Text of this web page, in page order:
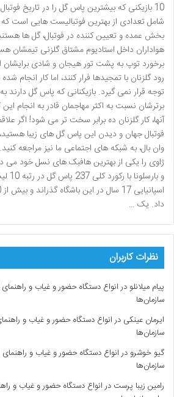
10 بازیکنی که بیشترین پاس گل را در تاریخ
شامل تعدادی از بهترین فوتبالیست هایی است
بخش عمده و تعیین کننده در فوتبال، گل ها
هواداران داخل استادیوم مشتاق گلزنی تیمشان
برخورد توپ به پشت تور هیجان و شادی برایشان
رود گلزنان با تمجیدها فرار کنند، اما کار انجام
توجه قرار نمی گیرد. بازیکنانی که پاس گل دارند
برترشان نسبت به اکثر مهاجمان قادر به انجام
آنها، کار گلزنان ده برابر سخت تر می شود! اگر
فوتبال جهان و دیدن این پاس گل های زیبا
ژاوی را یکی از بهترین هافبک های نسل خود می
و
داد. یک …
نظرات کاربران
پیام میلانلو درانواع دستگاه حضور و غیاب و راهنمای
سازمان‌ها
ایرمان عینکی درانواع دستگاه حضور و غیاب و
سازمان‌ها
گیو خوشرو درانواع دستگاه حضور و غیاب و راهنمای
سازمان‌ها
رامین زیبا پرست درانواع دستگاه حضور و غیاب و